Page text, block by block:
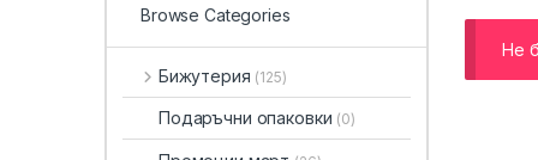
Не
Browse Categories
Бижутерия (125)
Подаръчни опаковки (0)